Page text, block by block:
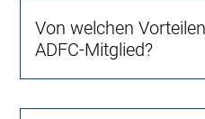
Von welchen
ADFC-Mitglied?